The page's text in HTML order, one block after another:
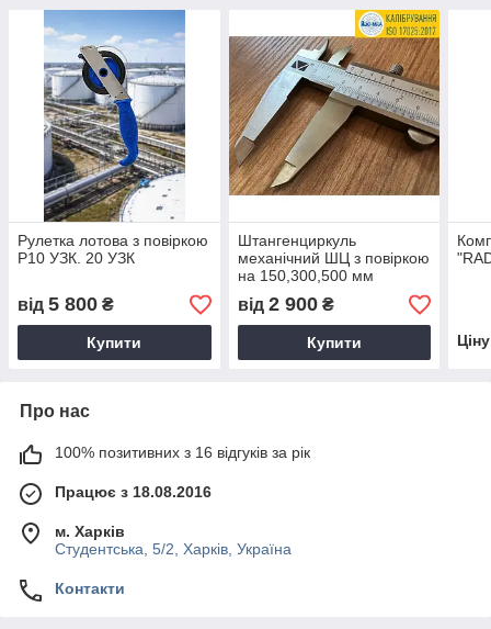
Рулетка лотова з повіркою
Р10 УЗК. 20 УЗК
від 5 800 ₴
Купити
Штангенциркуль
механічний ШЦ з повіркою
на 150,300,500 мм
від 2 900₴
Купити
Про нас
100% позитивних з 16 відгуків за рік
Працює з 18.08.2016
м. Харків
Студентська, 5/2, Харків, Україна
Контакти